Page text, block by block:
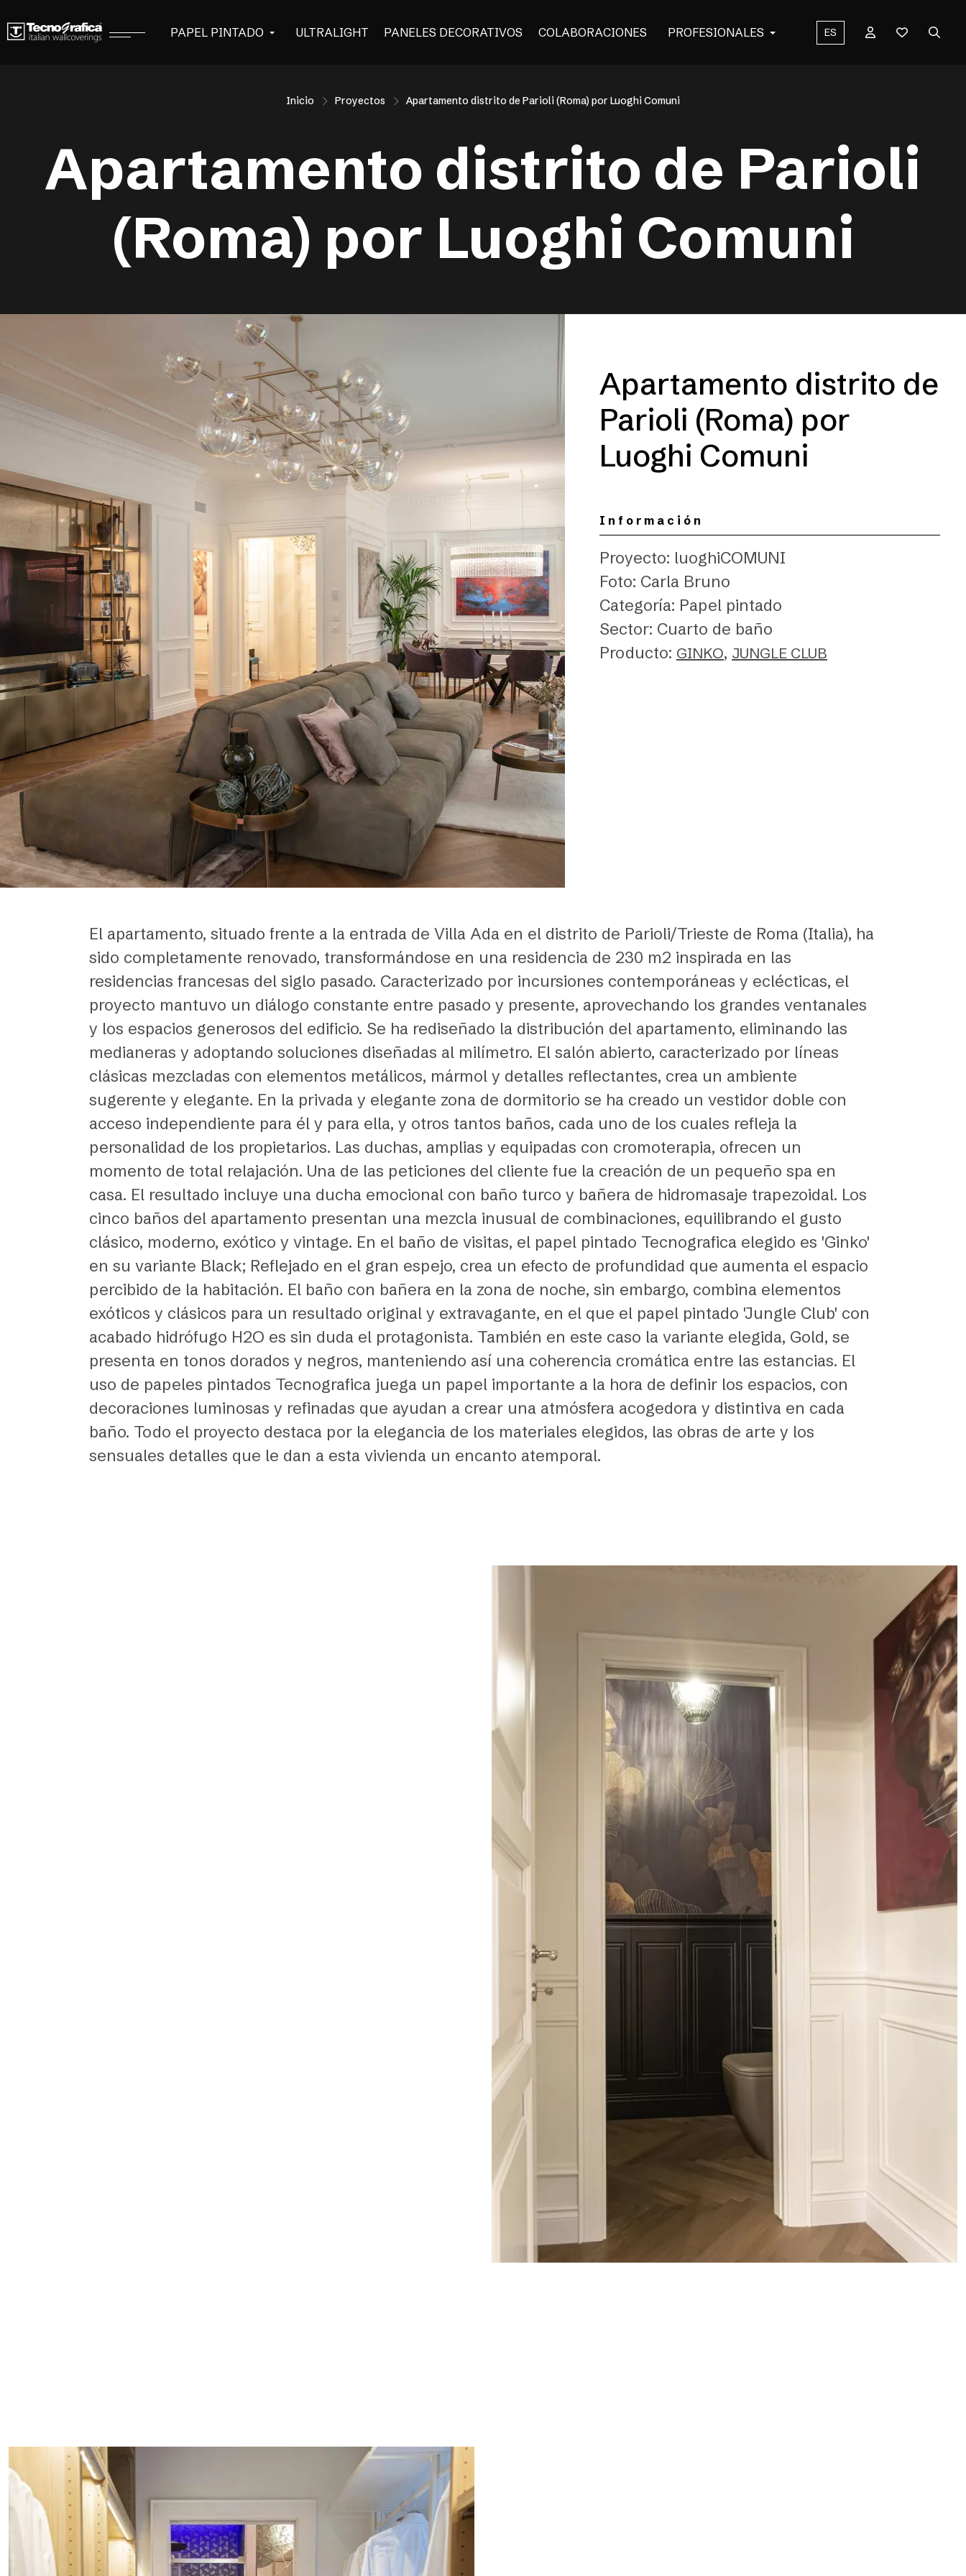
PAPEL PINTADO ULTRALIGHT PANELES DECORATIVOS COLABORACIONES PROFESIONALES ES
Inicio Proyectos Apartamento distrito de Parioli (Roma) por Luoghi Comuni
Apartamento distrito de Parioli
(Roma) por Luoghi Comuni
Apartamento distrito de
Parioli (Roma) por
Luoghi Comuni
Información
Proyecto: luoghiCOMUNI
Foto: Carla Bruno
Categoría: Papel pintado
Sector: Cuarto de baño
Producto: GINKO, JUNGLE CLUB
El apartamento, situado frente a la entrada de Villa Ada en el distrito de Parioli/Trieste de Roma (Italia), ha
sido completamente renovado, transformándose en una residencia de 230 m2 inspirada en las
residencias francesas del siglo pasado. Caracterizado por incursiones contemporáneas y eclécticas, el
proyecto mantuvo un diálogo constante entre pasado y presente, aprovechando los grandes ventanales
y los espacios generosos del edificio. Se ha rediseñado la distribución del apartamento, eliminando las
medianeras y adoptando soluciones diseñadas al milímetro. El salón abierto, caracterizado por líneas
clásicas mezcladas con elementos metálicos, mármol y detalles reflectantes, crea un ambiente
sugerente y elegante. En la privada y elegante zona de dormitorio se ha creado un vestidor doble con
acceso independiente para él y para ella, y otros tantos baños, cada uno de los cuales refleja la
personalidad de los propietarios. Las duchas, amplias y equipadas con cromoterapia, ofrecen un
momento de total relajación. Una de las peticiones del cliente fue la creación de un pequeño spa en
casa. El resultado incluye una ducha emocional con baño turco y bañera de hidromasaje trapezoidal. Los
cinco baños del apartamento presentan una mezcla inusual de combinaciones, equilibrando el gusto
clásico, moderno, exótico y vintage. En el baño de visitas, el papel pintado Tecnografica elegido es 'Ginko'
en su variante Black; Reflejado en el gran espejo, crea un efecto de profundidad que aumenta el espacio
percibido de la habitación. El baño con bañera en la zona de noche, sin embargo, combina elementos
exóticos y clásicos para un resultado original y extravagante, en el que el papel pintado 'Jungle Club' con
acabado hidrófugo H2O es sin duda el protagonista. También en este caso la variante elegida, Gold, se
presenta en tonos dorados y negros, manteniendo así una coherencia cromática entre las estancias. El
uso de papeles pintados Tecnografica juega un papel importante a la hora de definir los espacios, con
decoraciones luminosas y refinadas que ayudan a crear una atmósfera acogedora y distintiva en cada
baño. Todo el proyecto destaca por la elegancia de los materiales elegidos, las obras de arte y los
sensuales detalles que le dan a esta vivienda un encanto atemporal.